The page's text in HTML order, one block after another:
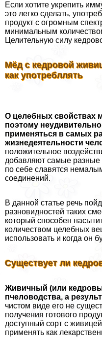
Если хотите укрепить
это легко сделать,
продукт с огромным
минимальным
Целительную силу
Мёд с кедровой
как употрeбллять
О целебных свойствах
поэтому
применяться в самых
жизнедеятельности
положительное
добавляют самые
по себе славятся
соединений.
В данной статье речь
разновидностей таких
который способен
количеством целебных
использовать и когда он
Существует ли
Живичный (или
пчеловодства, а
чистом виде его не
получения готового
доступный сорт с
применять как